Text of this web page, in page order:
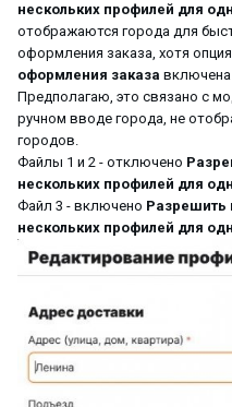
нескольких профилей для
отображаются города для
оформления заказа, хотя опция
оформления заказа
Предполагаю, это связано с
ручном вводе города, не
городов.
Файлы 1 и 2 - отключено
нескольких профилей для
Файл 3 - включено Разрешить
нескольких профилей для